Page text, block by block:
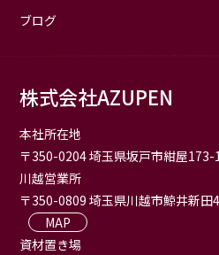
ブログ
株式会社AZUPEN
本社所在地
〒350-0204 埼玉県坂戸市紺屋173-
川越営業所
〒350-0809 埼玉県川越市鯨井新田
MAP
資材置き場